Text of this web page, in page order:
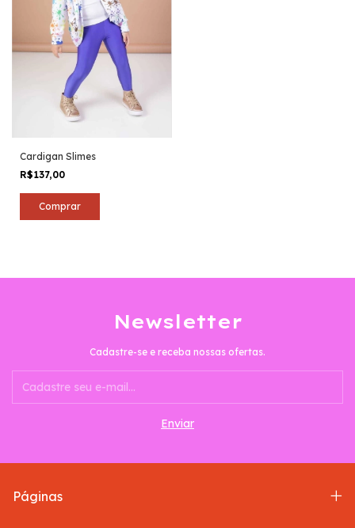
Cardigan Slimes
R$137,00
Comprar
Newsletter
Cadastre-se e receba nossas ofertas.
Páginas